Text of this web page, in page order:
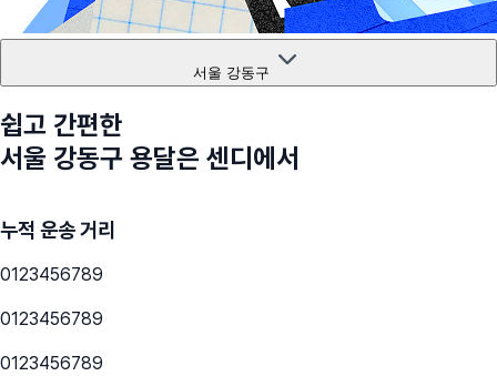
서울 강동구
쉽고 간편한
서울 강동구 용달은 센디에서
누적 운송 거리
0123456789
0123456789
0123456789